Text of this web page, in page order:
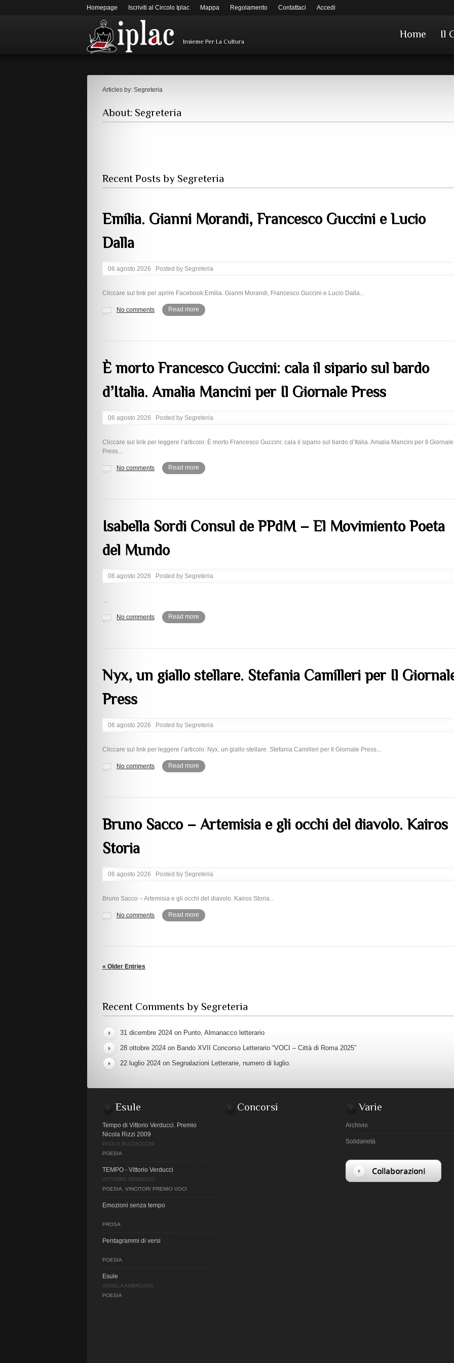
Homepage Iscriviti al Circolo Iplac Mappa Regolamento Contattaci Accedi
Insieme Per La Cultura
Home Il
Articles by: Segreteria
About: Segreteria
Recent Posts by Segreteria
Emilia. Gianni Morandi, Francesco Guccini e Lucio
Dalla
06 agosto 2026 Posted by Segreteria
Cliccare sul link per aprire Facebook:Emilia. Gianni Morandi, Francesco Guccini e Lucio Dalla...
No comments Read more
È morto Francesco Guccini: cala il sipario sul bardo
d’Italia. Amalia Mancini per Il Giornale Press
06 agosto 2026 Posted by Segreteria
Cliccare sul link per leggere l’articolo: È morto Francesco Guccini: cala il sipario sul bardo d’Italia. Amalia Mancini per Il Giornale
Press...
No comments Read more
Isabella Sordi Consul de PPdM – El Movimiento Poeta
del Mundo
06 agosto 2026 Posted by Segreteria
...
No comments Read more
Nyx, un giallo stellare. Stefania Camilleri per Il
Press
06 agosto 2026 Posted by Segreteria
Cliccare sul link per leggere l’articolo: Nyx, un giallo stellare. Stefania Camilleri per Il Giornale Press...
No comments Read more
Bruno Sacco – Artemisia e gli occhi del diavolo. Kairos
Storia
06 agosto 2026 Posted by Segreteria
Bruno Sacco – Artemisia e gli occhi del diavolo. Kairos Storia...
No comments Read more
« Older Entries
Recent Comments by Segreteria
31 dicembre 2024 on Punto, Almanacco letterario
28 ottobre 2024 on Bando XVII Concorso Letterario “VOCI – Città di Roma 2025″
22 luglio 2024 on Segnalazioni Letterarie, numero di luglio.
Esule
Tempo di Vittorio Verducci. Premio
Nicola Rizzi 2009
PAOLO BUZZACCONI
POESIA
TEMPO - Vittorio Verducci
VITTORIO VERDUCCI
POESIA
VINCITORI PREMIO VOCI
Emozioni senza tempo
PROSA
Pentagrammi di versi
POESIA
Esule
ANGELA AMBROSINI
POESIA
Concorsi Varie
Archivio
Solidarietà